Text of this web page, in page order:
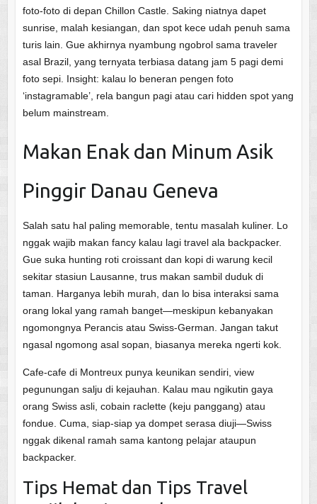
foto-foto di depan Chillon Castle. Saking niatnya dapet
sunrise, malah kesiangan, dan spot kece udah penuh sama
turis lain. Gue akhirnya nyambung ngobrol sama traveler
asal Brazil, yang ternyata terbiasa datang jam 5 pagi demi
foto sepi. Insight: kalau lo beneran pengen foto
‘instagramable’, rela bangun pagi atau cari hidden spot yang
belum mainstream.
Makan Enak dan Minum Asik
Pinggir Danau Geneva
Salah satu hal paling memorable, tentu masalah kuliner. Lo
nggak wajib makan fancy kalau lagi travel ala backpacker.
Gue suka hunting roti croissant dan kopi di warung kecil
sekitar stasiun Lausanne, trus makan sambil duduk di
taman. Harganya lebih murah, dan lo bisa interaksi sama
orang lokal yang ramah banget—meskipun kebanyakan
ngomongnya Perancis atau Swiss-German. Jangan takut
ngasal ngomong asal sopan, biasanya mereka ngerti kok.
Cafe-cafe di Montreux punya keunikan sendiri, view
pegunungan salju di kejauhan. Kalau mau ngikutin gaya
orang Swiss asli, cobain raclette (keju panggang) atau
fondue. Cuma, siap-siap ya dompet serasa diuji—Swiss
nggak dikenal ramah sama kantong pelajar ataupun
backpacker.
Tips Hemat dan Tips Travel